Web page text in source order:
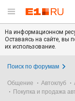
На информационном
Оставаясь на сайте, вы
их использование.
Поиск по форумам
Общение Автоклуб
Покупка и продажа